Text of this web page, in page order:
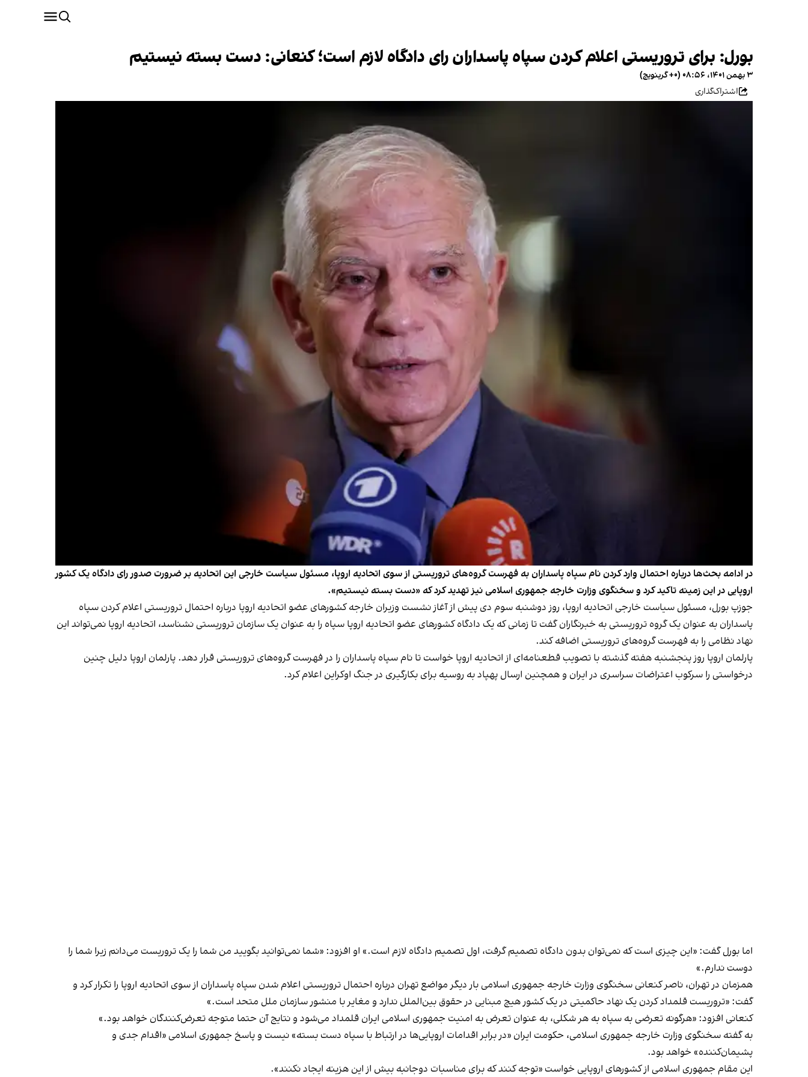
بورل: برای تروریستی اعلام کردن سپاه پاسداران رای دادگاه لازم است؛ کنعانی: دست بسته نیستیم
۳ بهمن ۱۴۰۱، ۰۸:۵۶ (‎+۰ گرینویچ)
اشتراک‌گذاری
در ادامه بحث‌ها درباره احتمال وارد کردن نام سپاه پاسداران به فهرست گروه‌های تروریستی از سوی اتحادیه اروپا، مسئول سیاست خارجی این اتحادیه بر ضرورت صدور رای دادگاه یک کشور
اروپایی در این زمینه تاکید کرد و سخنگوی وزارت خارجه جمهوری اسلامی نیز تهدید کرد که «دست بسته نیستیم».
جوزپ بورل، مسئول سیاست خارجی اتحادیه اروپا، روز دوشنبه سوم دی پیش از آغاز نشست وزیران خارجه کشورهای عضو اتحادیه اروپا درباره احتمال تروریستی اعلام کردن سپاه
پاسداران به عنوان یک گروه تروریستی به خبرنگاران گفت تا زمانی که یک دادگاه کشورهای عضو اتحادیه اروپا سپاه را به عنوان یک سازمان تروریستی نشناسد، اتحادیه اروپا نمی‌تواند این
نهاد نظامی را به فهرست گروه‌های تروریستی اضافه کند.
پارلمان اروپا روز پنجشنبه هفته گذشته با تصویب قطعنامه‌ای از اتحادیه اروپا خواست تا نام سپاه پاسداران را در فهرست گروه‌های تروریستی قرار دهد. پارلمان اروپا دلیل چنین
درخواستی را سرکوب اعتراضات سراسری در ایران و همچنین ارسال پهپاد به روسیه برای بکارگیری در جنگ اوکراین اعلام کرد.
اما بورل گفت: «این چیزی است که نمی‌توان بدون دادگاه تصمیم گرفت، اول تصمیم دادگاه لازم است.» او افزود: «شما نمی‌توانید بگویید من شما را یک تروریست می‌دانم زیرا شما را
دوست ندارم.»
همزمان در تهران، ناصر کنعانی سخنگوی وزارت خارجه جمهوری اسلامی بار دیگر مواضع تهران درباره احتمال تروریستی اعلام شدن سپاه پاسداران از سوی اتحادیه اروپا را تکرار کرد و
گفت: «تروریست قلمداد کردن یک نهاد حاکمیتی در یک کشور هیچ مبنایی در حقوق بین‌الملل ندارد و مغایر با منشور سازمان ملل متحد است.»
کنعانی افزود: «هرگونه تعرضی به سپاه به هر شکلی، به عنوان تعرض به امنیت جمهوری اسلامی ایران قلمداد می‌شود و نتایج آن حتما متوجه تعرض‌کنندگان خواهد بود.»
به گفته سخنگوی وزارت خارجه جمهوری اسلامی، حکومت ایران «در برابر اقدامات اروپایی‌ها در ارتباط با سپاه دست بسته» نیست و پاسخ جمهوری اسلامی «اقدام جدی و
پشیمان‌کننده» خواهد بود.
این مقام جمهوری اسلامی از کشورهای اروپایی خواست «توجه کنند که برای مناسبات دوجانبه بیش از این هزینه ایجاد نکنند».